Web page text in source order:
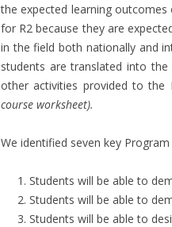
the expected learning
for R2 because they are
in the field both nationally and
students are translated into
other activities provided to
course worksheet).
We identified seven key
Students will be able to
Students will be able to
Students will be able to